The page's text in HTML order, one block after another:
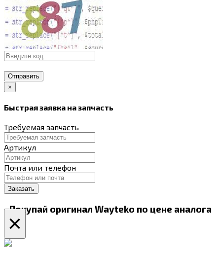
Отправить
×
Быстрая заявка на запчасть
Требуемая запчасть
Артикул
Почта или телефон
Покупай оригинал Wayteko по цене аналога
×